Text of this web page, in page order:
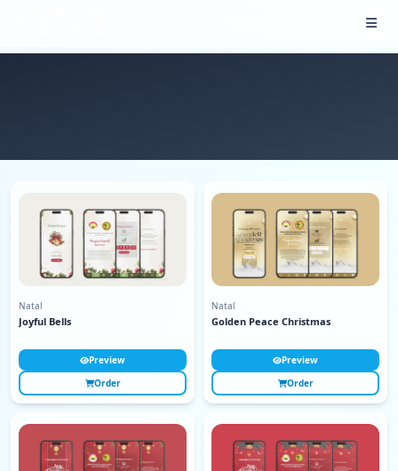
Natal
Joyful Bells
Preview
Order
Natal
Golden Peace Christmas
Preview
Order